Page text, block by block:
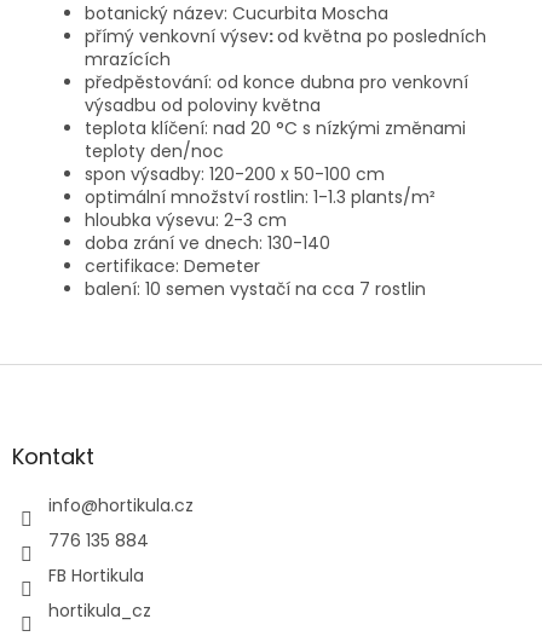
botanický název: Cucurbita Moscha
přímý venkovní výsev:od května po posledních
mrazících
předpěstování: od konce dubna pro venkovní
výsadbu od poloviny května
teplota klíčení: nad 20 °C s nízkými změnami
teploty den/noc
spon výsadby: 120-200 x 50-100 cm
optimální množství rostlin: 1-1.3 plants/m²
hloubka výsevu: 2-3 cm
doba zrání ve dnech: 130-140
certifikace: Demeter
balení: 10 semen vystačí na cca 7 rostlin
Z
aKontakt
info@hortikula.cz
776 135 884
FB Hortikula
hortikula_cz